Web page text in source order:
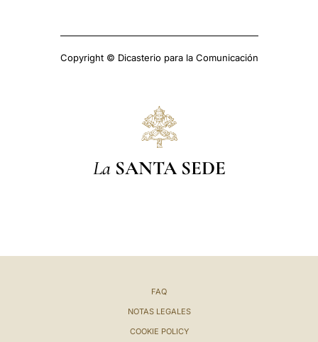
Copyright © Dicasterio para la Comunicación
La SANTA SEDE
FAQ
NOTAS LEGALES
COOKIE POLICY